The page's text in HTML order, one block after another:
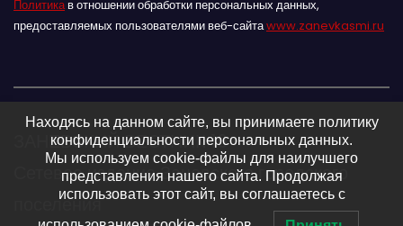
Политикав отношении обработки персональных данных,
предоставляемых пользователями веб-сайтаwww.zanevkasmi.ru
ЗАНЕВСКИЙ ВЕСТНИК 16+
Сетевое издание Заневского городского
поселения
Находясь на данном сайте, вы принимаете политику
конфиденциальности персональных данных.
Мы используем cookie-файлы для наилучшего
представления нашего сайта. Продолжая
использовать этот сайт, вы соглашаетесь с